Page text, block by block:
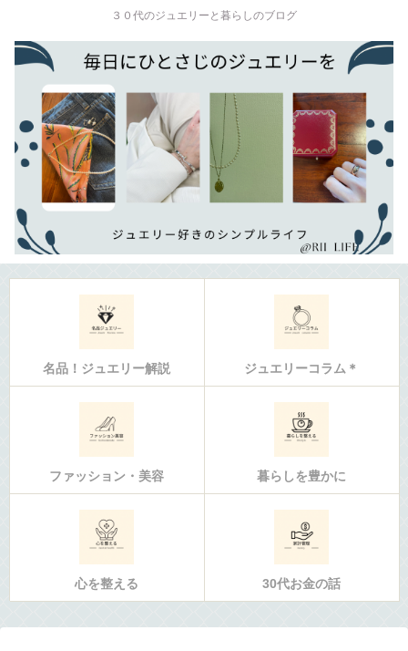
３０代のジュエリーと暮らしのブログ
名品！ジュエリー解説 ジュエリーコラム＊
ファッション・美容 暮らしを豊かに
心を整える 30代お金の話